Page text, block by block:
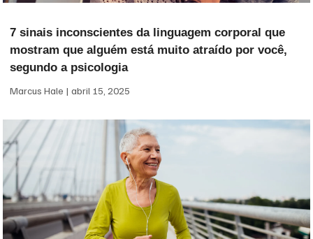
7 sinais inconscientes da linguagem corporal que
mostram que alguém está muito atraído por você,
segundo a psicologia
Marcus Hale abril 15, 2025